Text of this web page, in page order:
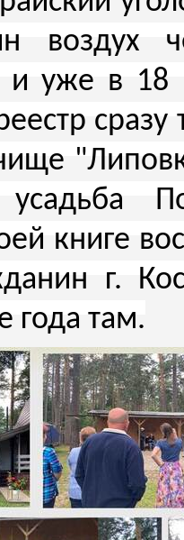
воздух
и уже в 18
усадьба
книге
г.
года там.